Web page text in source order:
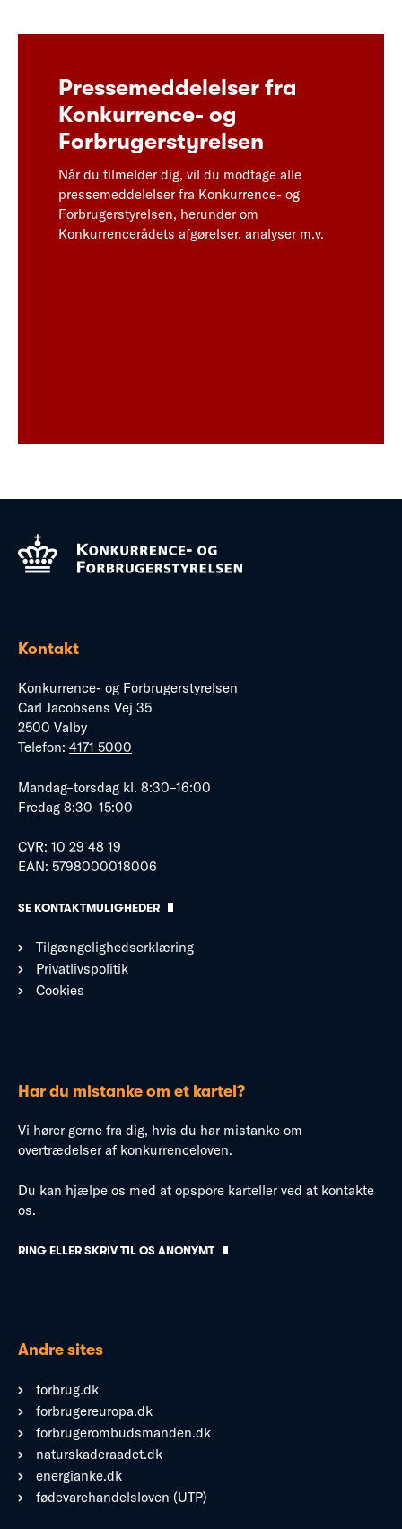
Pressemeddelelser fra
Konkurrence- og
Forbrugerstyrelsen
Når du tilmelder dig, vil du modtage alle
pressemeddelelser fra Konkurrence- og
Forbrugerstyrelsen, herunder om
Konkurrencerådets afgørelser, analyser m.v.
Kontakt
Konkurrence- og Forbrugerstyrelsen
Carl Jacobsens Vej 35
2500 Valby
Telefon: 4171 5000
Mandag–torsdag kl. 8:30–16:00
Fredag 8:30–15:00
CVR: 10 29 48 19
EAN: 5798000018006
SE KONTAKTMULIGHEDER
Tilgængelighedserklæring
Privatlivspolitik
Cookies
Har du mistanke om et kartel?
Vi hører gerne fra dig, hvis du har mistanke om
overtrædelser af konkurrenceloven.
Du kan hjælpe os med at opspore karteller ved at kontakte
os.
RING ELLER SKRIV TIL OS ANONYMT
Andre sites
forbrug.dk
forbrugereuropa.dk
forbrugerombudsmanden.dk
naturskaderaadet.dk
energianke.dk
fødevarehandelsloven (UTP)